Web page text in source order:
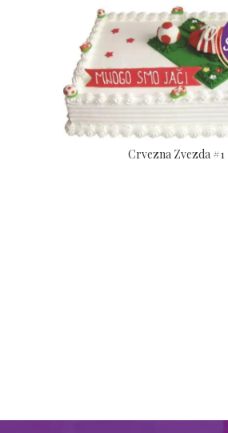
Crvezna Zvezda #1